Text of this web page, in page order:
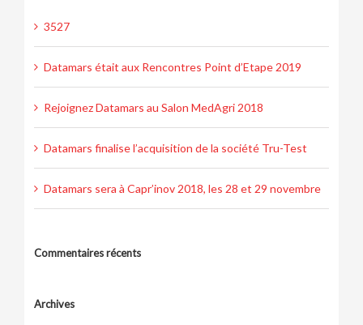
3527
Datamars était aux Rencontres Point d’Etape 2019
Rejoignez Datamars au Salon MedAgri 2018
Datamars finalise l’acquisition de la société Tru-Test
Datamars sera à Capr’inov 2018, les 28 et 29 novembre
Commentaires récents
Archives